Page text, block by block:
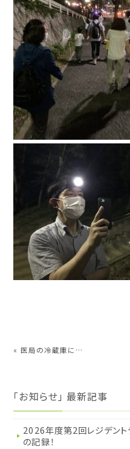
« 医局の冷蔵庫に…
「お知らせ」 最新記事
2026年度第2回レジデント
の記録！